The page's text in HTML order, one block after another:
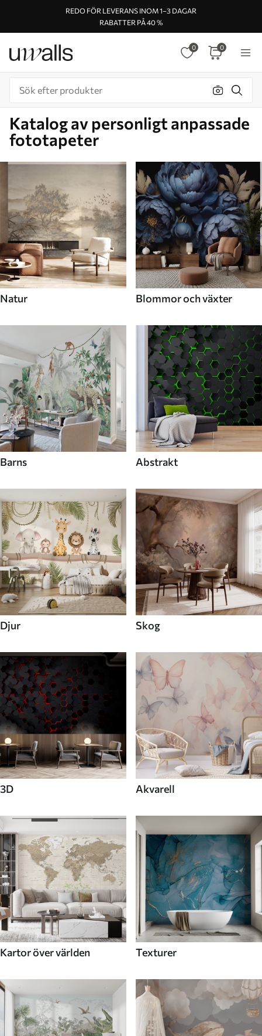
REDO FÖR LEVERANS INOM 1–3 DAGAR
RABATTER PÅ 40 %
0 0
Katalog av personligt anpassade
fototapeter
Natur Blommor och växter
Barns Abstrakt
Djur Skog
3D Akvarell
Kartor över världen Texturer